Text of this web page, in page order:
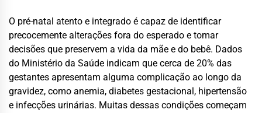
O pré-natal atento e integrado é capaz de identificar
precocemente alterações fora do esperado e tomar
decisões que preservem a vida da mãe e do bebê. Dados
do Ministério da Saúde indicam que cerca de 20% das
gestantes apresentam alguma complicação ao longo da
gravidez, como anemia, diabetes gestacional, hipertensão
e infecções urinárias. Muitas dessas condições começam